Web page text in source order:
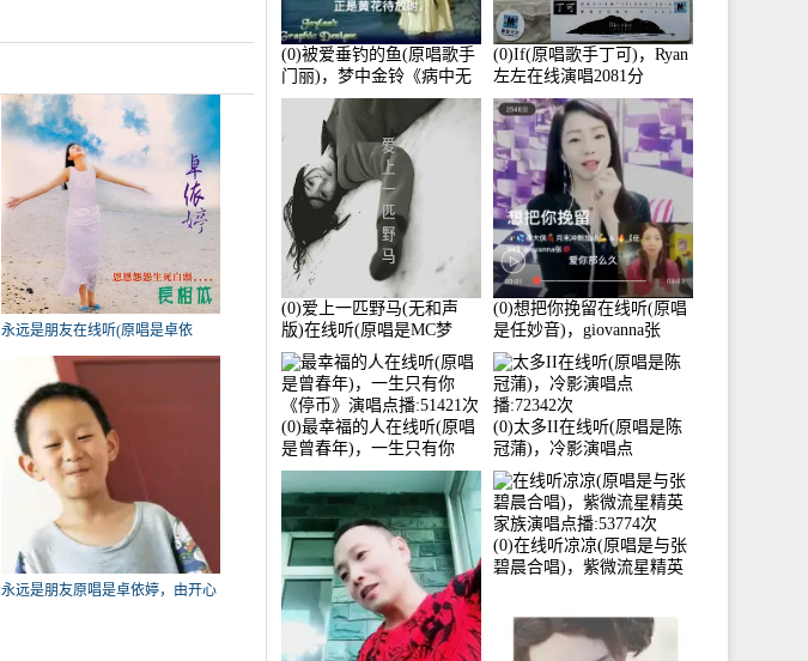
永远是朋友在线听(原唱是卓依
婷)，海洋【停币】演唱点播:103次
永远是朋友原唱是卓依婷，由开心
(0)被爱垂钓的鱼(原唱歌手
门丽)，梦中金铃《病中无
法回复大家》在线演唱
3586分
(0)If(原唱歌手丁可)，Ryan
左左在线演唱2081分
(0)爱上一匹野马(无和声
版)在线听(原唱是MC梦
柯)，冰鑫Asce演唱点
播:178815次
(0)想把你挽留在线听(原唱
是任妙音)，giovanna张
【任96】演唱点播:60173次
(0)最幸福的人在线听(原唱
是曾春年)，一生只有你
《停币》演唱点播:51421次
(0)太多II在线听(原唱是陈
冠蒲)，冷影演唱点
播:72342次
(0)在线听凉凉(原唱是与张
碧晨合唱)，紫微流星精英